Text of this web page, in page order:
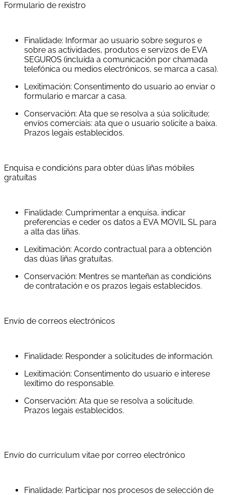
Formulario de rexistro
Finalidade: Informar ao usuario sobre seguros e
sobre as actividades, produtos e servizos de EVA
SEGUROS (incluída a comunicación por chamada
telefónica ou medios electrónicos, se marca a casa).
Lexitimación: Consentimento do usuario ao enviar o
formulario e marcar a casa.
Conservación: Ata que se resolva a súa solicitude;
envíos comerciais: ata que o usuario solicite a baixa.
Prazos legais establecidos.
Enquisa e condicións para obter dúas liñas móbiles
gratuítas
Finalidade: Cumprimentar a enquisa, indicar
preferencias e ceder os datos a EVA MOVIL SL para
a alta das liñas.
Lexitimación: Acordo contractual para a obtención
das dúas liñas gratuítas.
Conservación: Mentres se manteñan as condicións
de contratación e os prazos legais establecidos.
Envío de correos electrónicos
Finalidade: Responder a solicitudes de información.
Lexitimación: Consentimento do usuario e interese
lexítimo do responsable.
Conservación: Ata que se resolva a solicitude.
Prazos legais establecidos.
Envío do currículum vitae por correo electrónico
Finalidade: Participar nos procesos de selección de